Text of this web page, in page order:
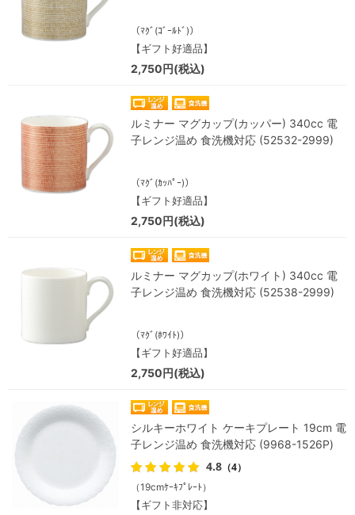
（ﾏｸﾞ(ｺﾞｰﾙﾄﾞ)）
【ギフト好適品】
2,750円(税込)
ルミナー マグカップ(カッパー) 340cc 電
子レンジ温め 食洗機対応 (52532-2999)
（ﾏｸﾞ(ｶｯﾊﾟｰ)）
【ギフト好適品】
2,750円(税込)
ルミナー マグカップ(ホワイト) 340cc 電
子レンジ温め 食洗機対応 (52538-2999)
（ﾏｸﾞ(ﾎﾜｲﾄ)）
【ギフト好適品】
2,750円(税込)
シルキーホワイト ケーキプレート 19cm 電
子レンジ温め 食洗機対応 (9968-1526P)
4.8 （4）
（19cmｹｰｷﾌﾟﾚｰﾄ）
【ギフト非対応】